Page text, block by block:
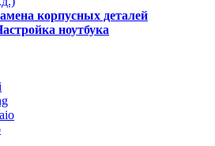
корпусных деталей
ноутбука